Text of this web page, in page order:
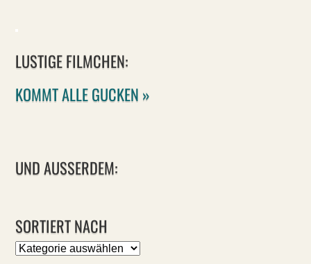
LUSTIGE FILMCHEN:
KOMMT ALLE GUCKEN »
UND AUSSERDEM:
SORTIERT NACH
Sortiert